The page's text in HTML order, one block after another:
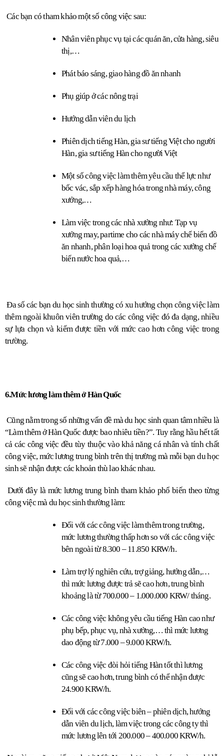
Các bạn có tham khảo một số công việc sau:
Nhân viên phục vụ tại các quán ăn, cửa hàng, siêu
thị,…
Phát báo sáng, giao hàng đồ ăn nhanh
Phụ giúp ở các nông trại
Hướng dẫn viên du lịch
Phiên dịch tiếng Hàn, gia sư tiếng Việt cho người
Hàn, gia sư tiếng Hàn cho người Việt
Một số công việc làm thêm yêu cầu thể lực như
bốc vác, sắp xếp hàng hóa trong nhà máy, công
xưởng,…
Làm việc trong các nhà xưởng như: Tạp vụ
xưởng may, partime cho các nhà máy chế biến đồ
ăn nhanh, phân loại hoa quả trong các xưởng chế
biến nước hoa quả,…
Đa số các bạn du học sinh thường có xu hướng chọn công việc làm
thêm ngoài khuôn viên trường do các công việc đó đa dạng, nhiều
sự lựa chọn và kiếm được tiền với mức cao hơn công việc trong
trường.
6.Mức lương làm thêm ở Hàn Quốc
Cũng nằm trong số những vấn đề mà du học sinh quan tâm nhiều là
“Làm thêm ở Hàn Quốc được bao nhiêu tiền?”. Tuy rằng hầu hết tất
cả các công việc đều tùy thuộc vào khả năng cá nhân và tính chất
công việc, mức lương trung bình trên thị trường mà mỗi bạn du học
sinh sẽ nhận được các khoản thù lao khác nhau.
công việc mà du học sinh thường làm:
Đối với các công việc làm thêm trong trường,
mức lương thường thấp hơn so với các công việc
bên ngoài từ 8.300 – 11.850 KRW/h.
Làm trợ lý nghiên cứu, trợ giảng, hướng dẫn,…
thì mức lương được trả sẽ cao hơn, trung bình
khoảng là từ 700.000 – 1.000.000 KRW/ tháng.
Các công việc không yêu cầu tiếng Hàn cao như
phụ bếp, phục vụ, nhà xưởng,… thì mức lương
dao động từ 7.000 – 9.000 KRW/h.
Các công việc đòi hỏi tiếng Hàn tốt thì lương
cũng sẽ cao hơn, trung bình có thể nhận được
24.900 KRW/h.
Đối với các công việc biên – phiên dịch, hướng
dẫn viên du lịch, làm việc trong các công ty thì
mức lương lên tới 200.000 – 400.000 KRW/h.